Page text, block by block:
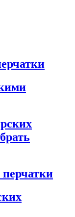
перчатки